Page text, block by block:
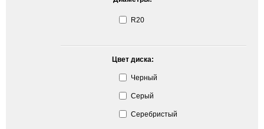
R20
Цвет диска:
Черный
Серый
Серебристый